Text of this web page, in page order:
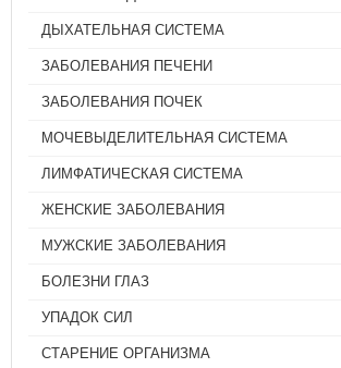
ДЫХАТЕЛЬНАЯ СИСТЕМА
ЗАБОЛЕВАНИЯ ПЕЧЕНИ
ЗАБОЛЕВАНИЯ ПОЧЕК
МОЧЕВЫДЕЛИТЕЛЬНАЯ СИСТЕМА
ЛИМФАТИЧЕСКАЯ СИСТЕМА
ЖЕНСКИЕ ЗАБОЛЕВАНИЯ
МУЖСКИЕ ЗАБОЛЕВАНИЯ
БОЛЕЗНИ ГЛАЗ
УПАДОК СИЛ
СТАРЕНИЕ ОРГАНИЗМА